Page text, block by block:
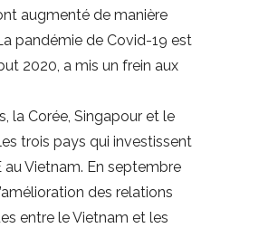
augmenté de manière
pandémie de Covid-19 est
2020, a mis un frein aux
la Corée, Singapour et le
trois pays qui investissent
au Vietnam. En septembre
des relations
entre le Vietnam et les